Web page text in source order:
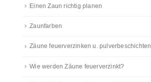
Einen Zaun richtig planen
Zaunfarben
Zäune feuerverzinken u. pulverbeschichten
Wie werden Zäune feuerverzinkt?